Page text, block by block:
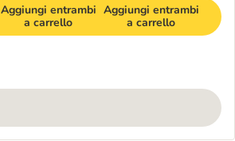
Aggiungi entrambi
a carrello
Aggiungi entrambi
a carrello